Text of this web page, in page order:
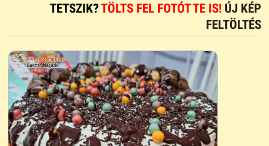
TETSZIK?TÖLTS FEL FOTÓT TE IS! ÚJ KÉP
FELTÖLTÉS